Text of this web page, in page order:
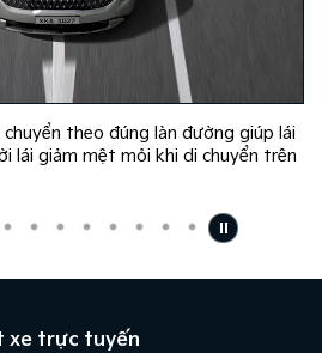
theo đúng làn đường giúp lái
lái giảm mệt mỏi khi di chuyển trên
xe trực tuyến